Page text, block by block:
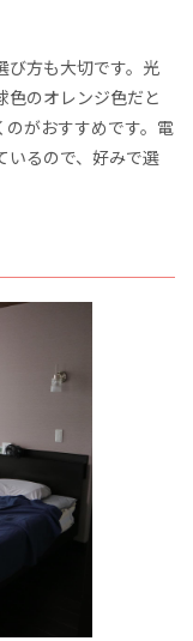
び方も大切です。光
色のオレンジ色だと
がおすすめです。電
いるので、好みで選